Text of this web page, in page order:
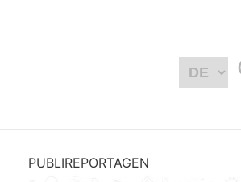
PUBLIREPORTAGEN